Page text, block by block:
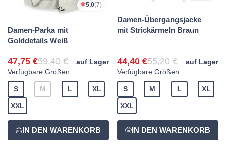
5,0(7)
Damen-Parka mit
Golddetails Weiß
47,75 €59,40 €
auf Lager
Verfügbare Größen:
S M L XL
XXL
Damen-Übergangsjacke
mit Strickärmeln Braun
44,40 €55,20 €
auf Lager
Verfügbare Größen:
S M L XL
XXL